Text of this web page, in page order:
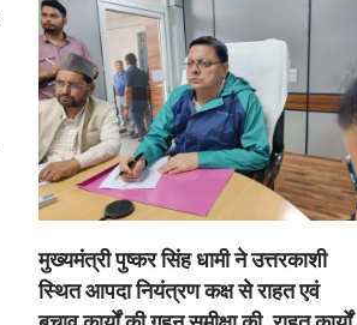
मुख्यमंत्री पुष्कर सिंह धामी ने उत्तरकाशी
स्थित आपदा नियंत्रण कक्ष से राहत एवं